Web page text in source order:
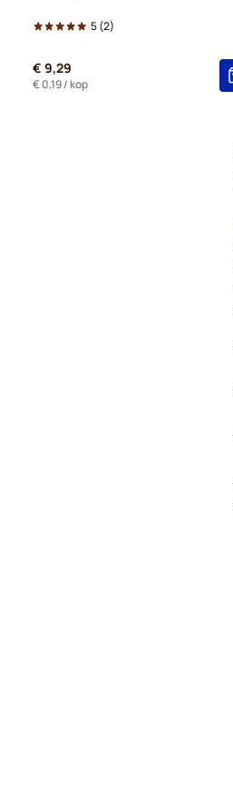
5(2)
€ 9,29
€ 0,19/ kop